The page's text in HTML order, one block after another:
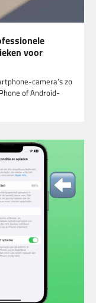
voor
camera’s zo
of Android-